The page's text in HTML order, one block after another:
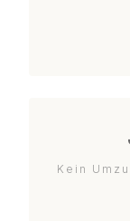
Kein